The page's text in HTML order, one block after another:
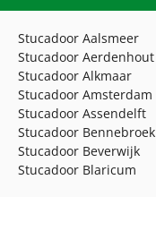
Stucadoor Aalsmeer
Stucadoor Aerdenhout
Stucadoor Alkmaar
Stucadoor Amsterdam
Stucadoor Assendelft
Stucadoor Bennebroek
Stucadoor Beverwijk
Stucadoor Blaricum